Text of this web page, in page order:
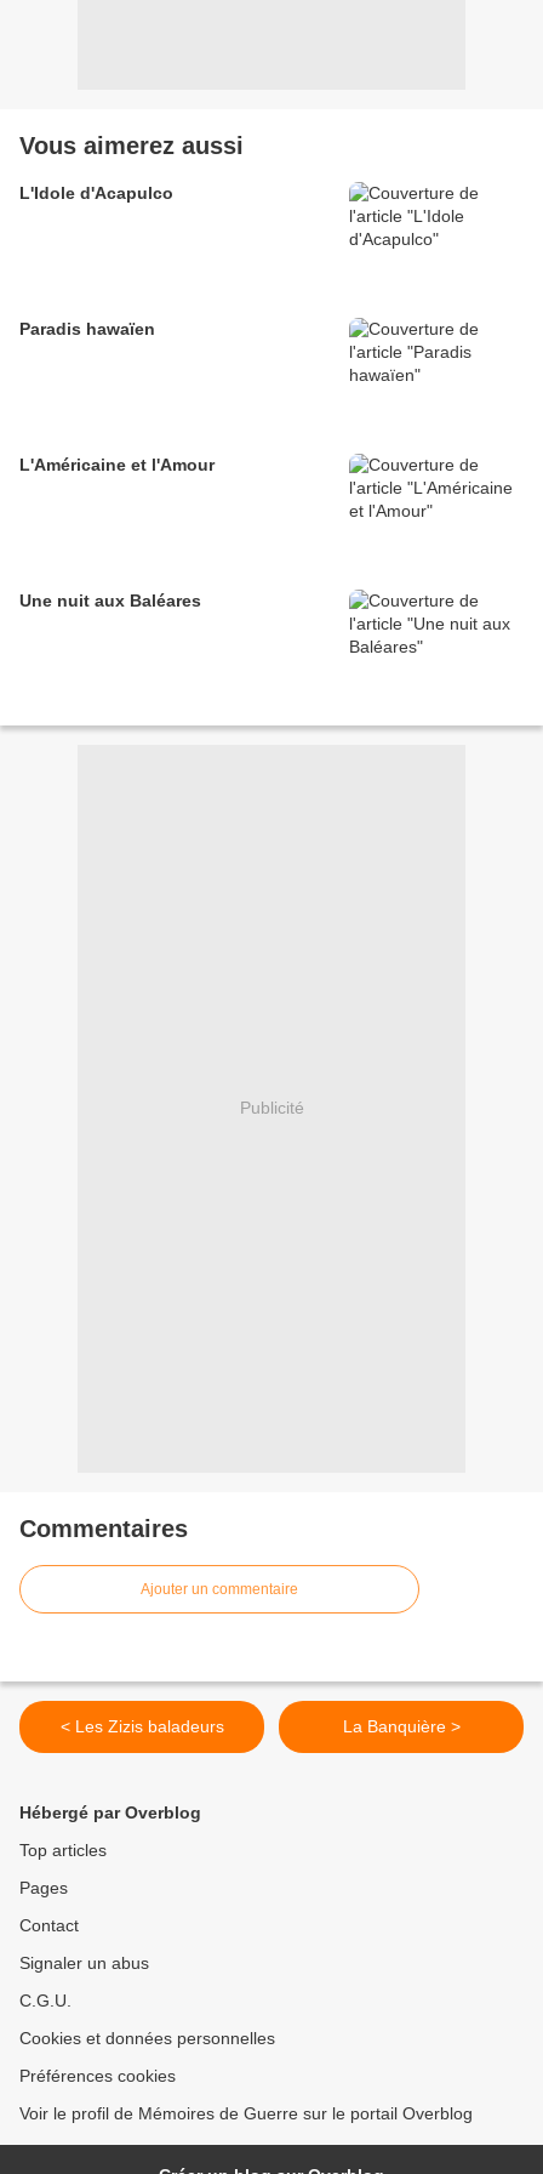
Vous aimerez aussi
L'Idole d'Acapulco
Paradis hawaïen
L'Américaine et l'Amour
Une nuit aux Baléares
Publicité
Commentaires
Ajouter un commentaire
< Les Zizis baladeurs La Banquière >
Hébergé par Overblog
Top articles
Pages
Contact
Signaler un abus
C.G.U.
Cookies et données personnelles
Préférences cookies
Voir le profil de Mémoires de Guerre sur le portail Overblog